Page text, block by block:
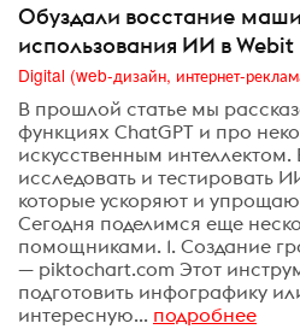
Обуздали восстание
использования ИИ в Webit
В прошлой статье мы
функциях ChatGPT и про
искусственным
исследовать и тестировать
которые ускоряют и
Сегодня поделимся еще
помощниками. 1. Создание
— piktochart.com Этот
подготовить инфографику
интересную... подробнее